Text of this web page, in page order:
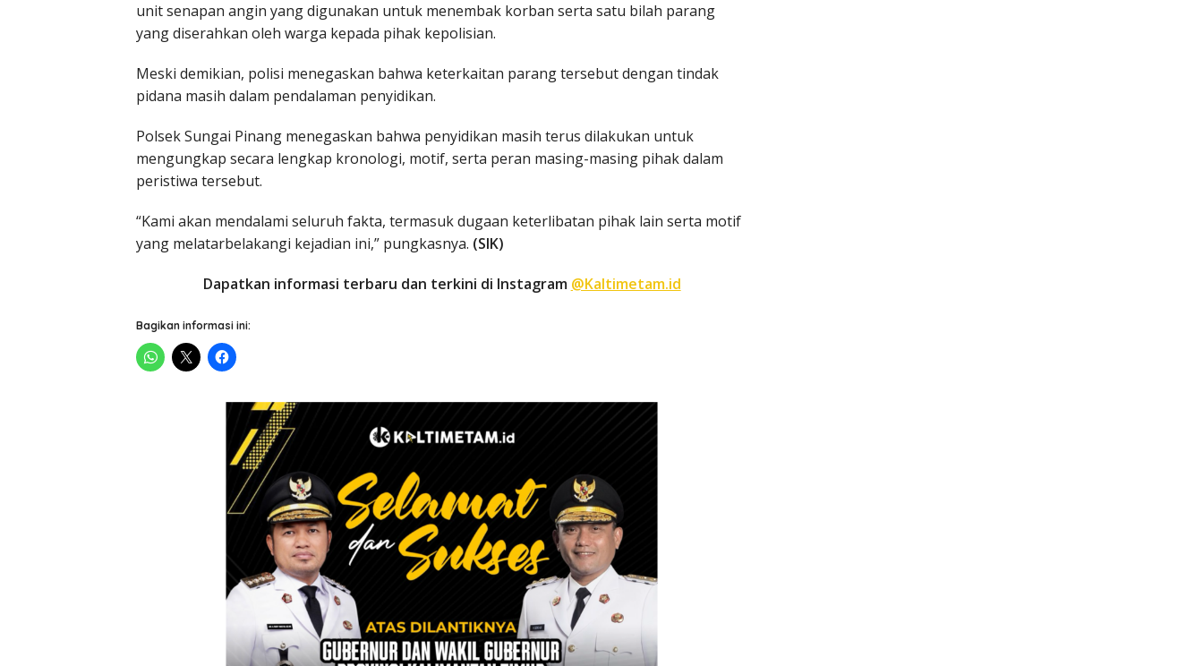
unit senapan angin yang digunakan untuk menembak korban serta satu bilah parang
yang diserahkan oleh warga kepada pihak kepolisian.
Meski demikian, polisi menegaskan bahwa keterkaitan parang tersebut dengan tindak
pidana masih dalam pendalaman penyidikan.
Polsek Sungai Pinang menegaskan bahwa penyidikan masih terus dilakukan untuk
mengungkap secara lengkap kronologi, motif, serta peran masing-masing pihak dalam
peristiwa tersebut.
“Kami akan mendalami seluruh fakta, termasuk dugaan keterlibatan pihak lain serta motif
yang melatarbelakangi kejadian ini,” pungkasnya. (SIK)
Dapatkan informasi terbaru dan terkini di Instagram @Kaltimetam.id
Bagikan informasi ini: